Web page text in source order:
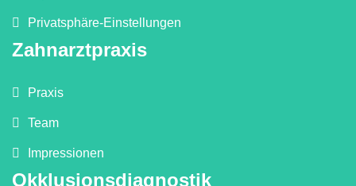
Privatsphäre-Einstellungen
Zahnarztpraxis
Praxis
Team
Impressionen
Okklusionsdiagnostik